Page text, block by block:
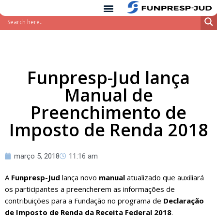
Pular
Funpresp-Jud lança
Manual de
Preenchimento de
Imposto de Renda 2018
março 5, 2018 11:16 am
A Funpresp-Jud lança novo manual atualizado que auxiliará
os participantes a preencherem as informações de
contribuições para a Fundação no programa de Declaração
de Imposto de Renda da Receita Federal 2018.